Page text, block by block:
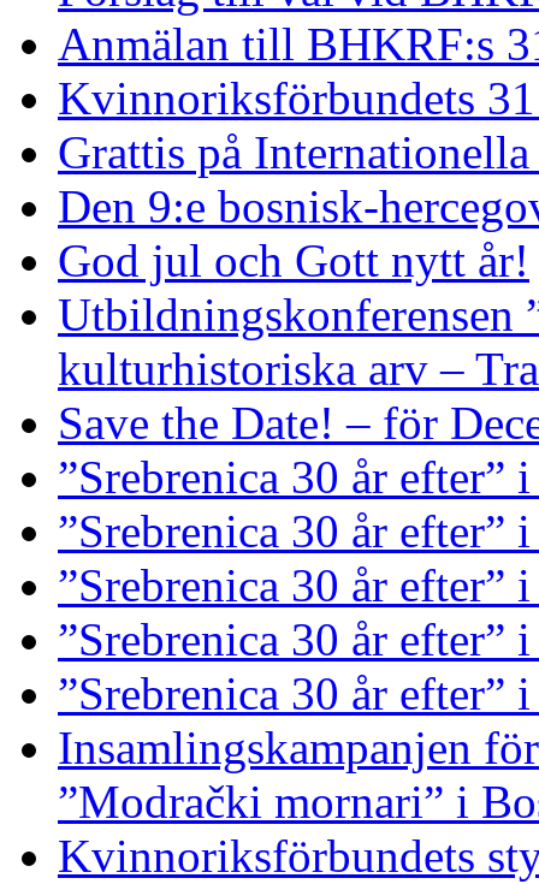
Anmälan till BHKRF:s
Kvinnoriksförbundets
Grattis på
Den 9:e bosnisk-
God jul och Gott nytt år!
Utbildningskonferensen
kulturhistoriska arv –
Save the Date! – för
”Srebrenica 30 år efter”
”Srebrenica 30 år efter”
”Srebrenica 30 år efter”
”Srebrenica 30 år efter”
”Srebrenica 30 år efter”
Insamlingskampanjen
”Modrački mornari” i
Kvinnoriksförbundets